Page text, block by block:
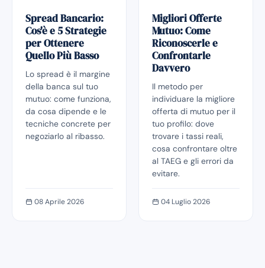
Spread Bancario:
Cos'è e 5 Strategie
per Ottenere
Quello Più Basso
Lo spread è il margine
della banca sul tuo
mutuo: come funziona,
da cosa dipende e le
tecniche concrete per
negoziarlo al ribasso.
08 Aprile 2026
Migliori Offerte
Mutuo: Come
Riconoscerle e
Confrontarle
Davvero
Il metodo per
individuare la migliore
offerta di mutuo per il
tuo profilo: dove
trovare i tassi reali,
cosa confrontare oltre
al TAEG e gli errori da
evitare.
04 Luglio 2026